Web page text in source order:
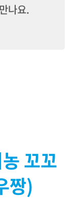
나요.
꼬꼬
짱)